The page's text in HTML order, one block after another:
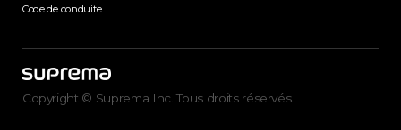
Code de conduite
Copyright © Suprema Inc. Tous droits réservés.